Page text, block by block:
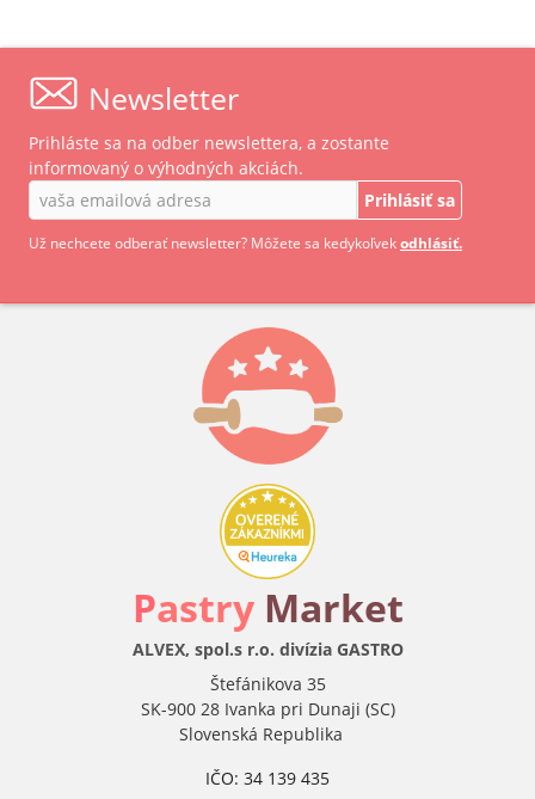
Newsletter
Prihláste sa na odber newslettera, a zostante
informovaný o výhodných akciách.
Prihlásiť sa
Už nechcete odberať newsletter? Môžete sa kedykoľvekodhlásiť.
Pastry Market
ALVEX, spol.s r.o. divízia GASTRO
Štefánikova 35
SK-900 28 Ivanka pri Dunaji (SC)
Slovenská Republika
IČO: 34 139 435